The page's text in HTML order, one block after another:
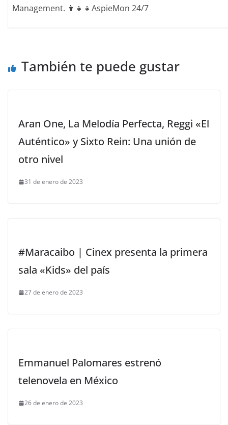
Management. 👩‍👧‍👧AspieMon 24/7
También te puede gustar
Aran One, La Melodía Perfecta, Reggi «El
Auténtico» y Sixto Rein: Una unión de
otro nivel
31 de enero de 2023
#Maracaibo | Cinex presenta la primera
sala «Kids» del país
27 de enero de 2023
Emmanuel Palomares estrenó
telenovela en México
26 de enero de 2023